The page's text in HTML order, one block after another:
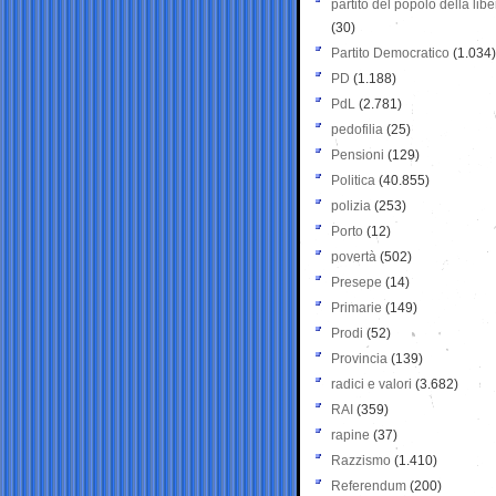
partito del popolo della
(30)
Partito Democratico (1.034)
PD (1.188)
PdL (2.781)
pedofilia (25)
Pensioni (129)
Politica (40.855)
polizia (253)
Porto (12)
povertà (502)
Presepe (14)
Primarie (149)
Prodi (52)
Provincia (139)
radici e valori (3.682)
RAI (359)
rapine (37)
Razzismo (1.410)
Referendum (200)